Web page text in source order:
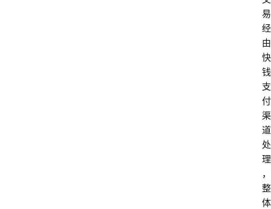
易
经
由
快
钱
支
付
渠
道
处
理
，
整
体